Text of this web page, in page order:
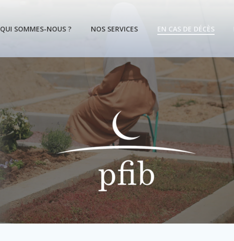
QUI SOMMES-NOUS ? NOS SERVICES EN CAS DE DÉCÈS